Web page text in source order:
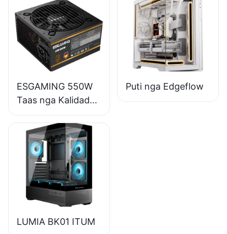
80+ Bronse nga
Suplay sa Kuryente
sa Desktop PC
ESB650W
ESGAMING 550W
Taas nga Kalidad
85% nga Epektibo
80+ Bronse nga
Suplay sa Kuryente
sa Desktop PC
ESB550W
Puti nga Edgeflow
LUMIA BK01 ITUM